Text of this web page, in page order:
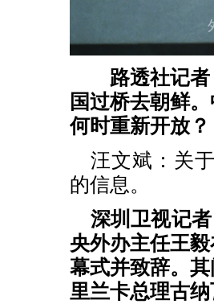
路透社记者
国过桥去朝鲜
何时重新开放？
汪文斌：关
的信息。
深圳卫视记
央外办主任王
幕式并致辞。
里兰卡总理古